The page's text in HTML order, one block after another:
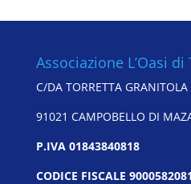
Associazione L’Oasi di
C/DA TORRETTA
91021 CAMPOBELLO DI
P.IVA 01843840818
CODICE FISCALE